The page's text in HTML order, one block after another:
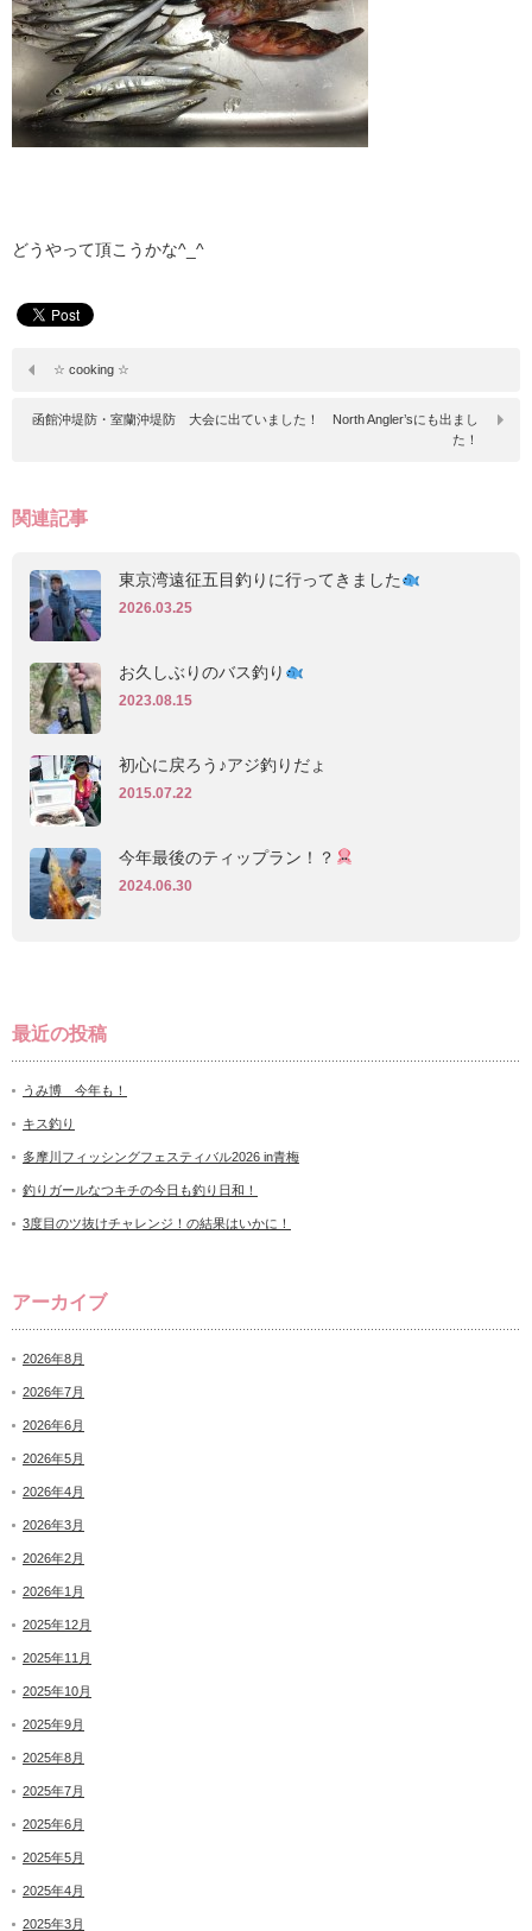
どうやって頂こうかな^_^
☆ cooking ☆
函館沖堤防・室蘭沖堤防 大会に出ていました！ North Angler’sにも出まし
た！
関連記事
東京湾遠征五目釣りに行ってきました
2026.03.25
お久しぶりのバス釣り
2023.08.15
初心に戻ろう♪アジ釣りだょ
2015.07.22
今年最後のティップラン！？
2024.06.30
最近の投稿
うみ博 今年も！
キス釣り
多摩川フィッシングフェスティバル2026 in青梅
釣りガールなつキチの今日も釣り日和！
3度目のツ抜けチャレンジ！の結果はいかに！
アーカイブ
2026年8月
2026年7月
2026年6月
2026年5月
2026年4月
2026年3月
2026年2月
2026年1月
2025年12月
2025年11月
2025年10月
2025年9月
2025年8月
2025年7月
2025年6月
2025年5月
2025年4月
2025年3月